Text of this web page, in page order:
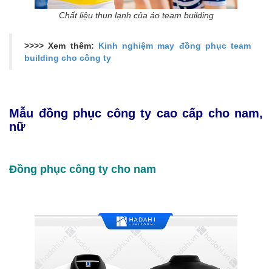
Chất liệu thun lạnh của áo team building
>>>> Xem thêm: Kinh nghiệm may đồng phục team
building cho công ty
Mẫu đồng phục công ty cao cấp cho nam,
nữ
Đồng phục công ty cho nam